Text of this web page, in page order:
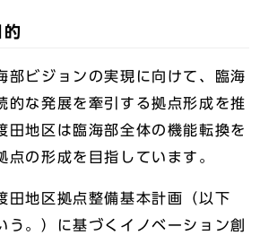
ビジョンの実現に向けて、臨海
的な発展を牽引する拠点形成を推
田地区は臨海部全体の機能転換を
点の形成を目指しています。
地区拠点整備基本計画（以下
う。）に基づくイノベーション創